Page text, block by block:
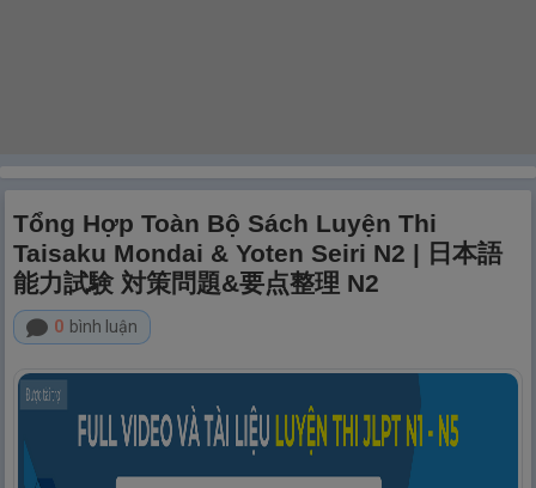
Tổng Hợp Toàn Bộ Sách Luyện Thi
Taisaku Mondai & Yoten Seiri N2 | 日本語
能力試験 対策問題&要点整理 N2
0 bình luận